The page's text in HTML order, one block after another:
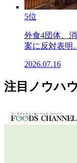
5位
外食4団体、
案に反対表明
2026.07.16
注目ノウハ